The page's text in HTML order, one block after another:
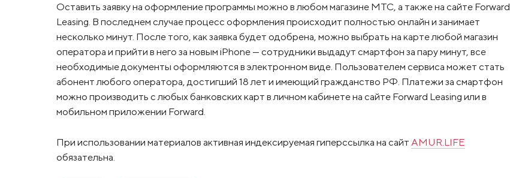
Оставить заявку на оформление программы можно в любом магазине МТС, а также на сайте Forward
Leasing. В последнем случае процесс оформления происходит полностью онлайн и занимает
несколько минут. После того, как заявка будет одобрена, можно выбрать на карте любой магазин
оператора и прийти в него за новым iPhone — сотрудники выдадут смартфон за пару минут, все
необходимые документы оформляются в электронном виде. Пользователем сервиса может стать
абонент любого оператора, достигший 18 лет и имеющий гражданство РФ. Платежи за смартфон
можно производить с любых банковских карт в личном кабинете на сайте Forward Leasing или в
мобильном приложении Forward.
При использовании материалов активная индексируемая гиперссылка на сайт AMUR.LIFE
обязательна.